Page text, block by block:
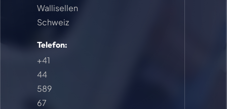
Wallisellen
Schweiz
Telefon:
+41
44
589
67